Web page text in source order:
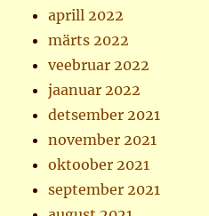
aprill 2022
märts 2022
veebruar 2022
jaanuar 2022
detsember 2021
november 2021
oktoober 2021
september 2021